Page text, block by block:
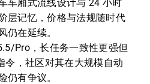
车厢式流线设计与 24 小时
层记忆，价格与法规随时代
仍在延续。
Pro，长任务一致性更强但
令，社区对其在大规模自动
仍有争议。